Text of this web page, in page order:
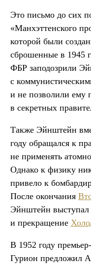
Это письмо до сих
«Манхэттенского
которой были
сброшенные в 1945
ФБР заподозрили
с
и не позволили ему
в секретных
Также Эйнштейн
году обращался к
не применять
Однако к физику
привело к
После окончания
Эйнштейн выступал
и прекращение
В 1952 году
Гурион предложил